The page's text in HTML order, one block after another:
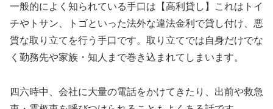
一般的によく知られている手口は【高利貸し】これはトイ
チやトサン、トゴといった法外な違法金利で貸し付け、悪
質な取り立てを行う手口です。取り立てでは自身だけでな
く勤務先や家族・知人まで巻き込まれてしまいます。
四六時中、会社に大量の電話をかけてきたり、出前や救急